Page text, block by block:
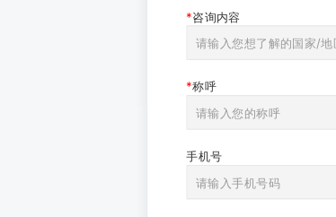
咨询内容
称呼
手机号